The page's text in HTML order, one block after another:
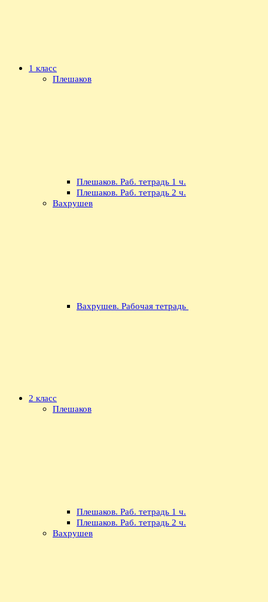
1 класс
Плешаков
Плешаков. Раб. тетрадь 1 ч.
Плешаков. Раб. тетрадь 2 ч.
Вахрушев
Вахрушев. Рабочая тетрадь
2 класс
Плешаков
Плешаков. Раб. тетрадь 1 ч.
Плешаков. Раб. тетрадь 2 ч.
Вахрушев